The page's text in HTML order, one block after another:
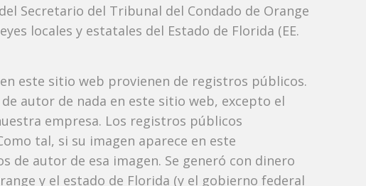
Secretario del Tribunal del Condado de Orange
locales y estatales del Estado de Florida (EE.
este sitio web provienen de registros públicos.
autor de nada en este sitio web, excepto el
empresa. Los registros públicos
tal, si su imagen aparece en este
de autor de esa imagen. Se generó con dinero
y el estado de Florida (y el gobierno federal